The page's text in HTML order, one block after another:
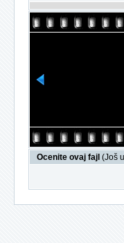
Ocenite ovaj fajl (Još